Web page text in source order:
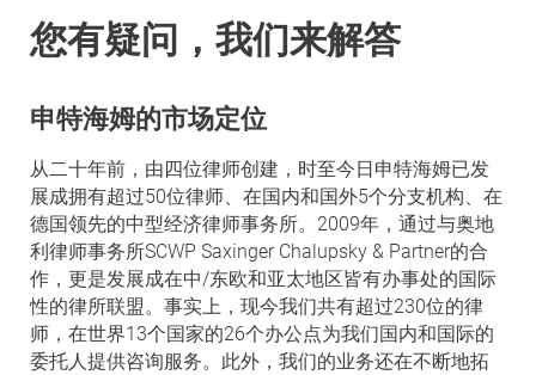
您有疑问，我们来解答
申特海姆的市场定位
从二十年前，由四位律师创建，时至今日申特海姆已发
展成拥有超过50位律师、在国内和国外5个分支机构、在
德国领先的中型经济律师事务所。2009年，通过与奥地
利律师事务所SCWP Saxinger Chalupsky & Partner的合
作，更是发展成在中/东欧和亚太地区皆有办事处的国际
性的律所联盟。事实上，现今我们共有超过230位的律
师，在世界13个国家的26个办公点为我们国内和国际的
委托人提供咨询服务。此外，我们的业务还在不断地拓